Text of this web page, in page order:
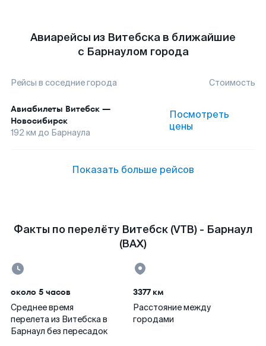
Авиарейсы из Витебска в ближайшие
с Барнаулом города
Рейсы в соседние города Стоимость
Авиабилеты Витебск —
Новосибирск
192 км до Барнаула
Посмотреть
цены
Показать больше рейсов
Факты по перелёту Витебск (VTB) - Барнаул
(BAX)
около 5 часов
Среднее время
перелета из Витебска в
Барнаул без пересадок
3377 км
Расстояние между
городами